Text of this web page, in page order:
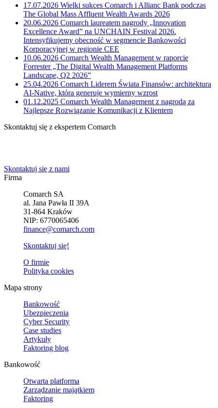
17.07.2026 Wielki sukces Comarch i Allianc Bank podczas
The Global Mass Affluent Wealth Awards 2026
20.06.2026 Comarch laureatem nagrody „Innovation
Excellence Award” na UNCHAIN Festival 2026.
Intensyfikujemy obecność w segmencie Bankowości
Korporacyjnej w regionie CEE
10.06.2026 Comarch Wealth Management w raporcie
Forrester „The Digital Wealth Management Platforms
Landscape, Q2 2026”
25.04.2026 Comarch Liderem Świata Finansów: architektura
AI-Native, która generuje wymierny wzrost
01.12.2025 Comarch Wealth Management z nagrodą za
Najlepsze Rozwiązanie Komunikacji z Klientem
Skontaktuj się z ekspertem Comarch
Skontaktuj się z nami
Firma
Comarch SA
al. Jana Pawła II 39A
31-864 Kraków
NIP: 6770065406
finance@comarch.com
Skontaktuj się!
O firmie
Polityka cookies
Mapa strony
Bankowość
Ubezpieczenia
Cyber Security
Case studies
Artykuły
Faktoring blog
Bankowość
Otwarta platforma
Zarządzanie majątkiem
Faktoring